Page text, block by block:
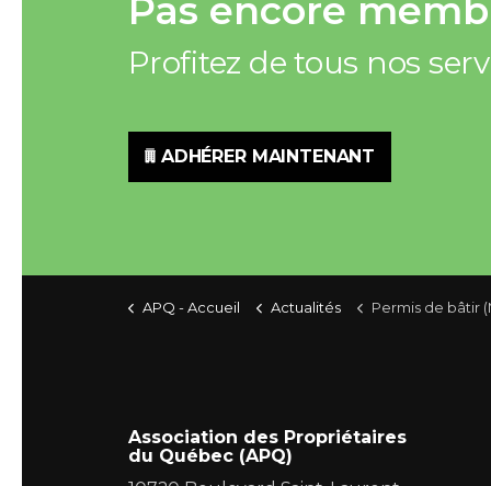
Pas encore
Profitez de tous nos
ADHÉRER MAINTENANT
APQ - Accueil Actualités Permis de bâtir
Association des Propriétaires
du Québec (APQ)